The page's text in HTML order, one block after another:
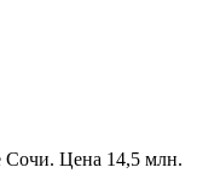
Сочи. Цена 14,5 млн.